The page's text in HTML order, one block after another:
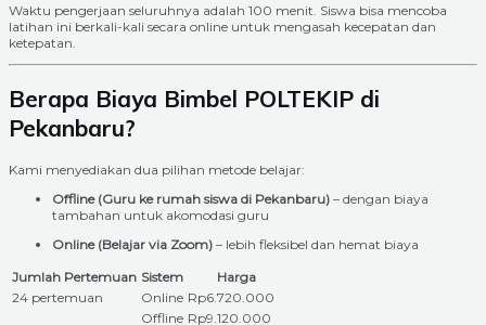
Waktu pengerjaan seluruhnya adalah 100 menit. Siswa bisa mencoba
latihan ini berkali-kali secara online untuk mengasah kecepatan dan
ketepatan.
Berapa Biaya Bimbel POLTEKIP di
Pekanbaru?
Kami menyediakan dua pilihan metode belajar:
Offline (Guru ke rumah siswa di Pekanbaru) – dengan biaya
tambahan untuk akomodasi guru
Online (Belajar via Zoom) – lebih fleksibel dan hemat biaya
Jumlah Pertemuan Sistem
Harga
24 pertemuan
Online Rp6.720.000
Offline Rp9.120.000